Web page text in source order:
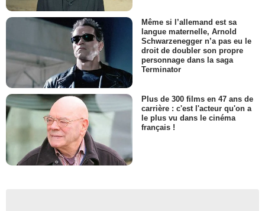
Même si l’allemand est sa
langue maternelle, Arnold
Schwarzenegger n’a pas eu le
droit de doubler son propre
personnage dans la saga
Terminator
Plus de 300 films en 47 ans de
carrière : c'est l'acteur qu'on a
le plus vu dans le cinéma
français !